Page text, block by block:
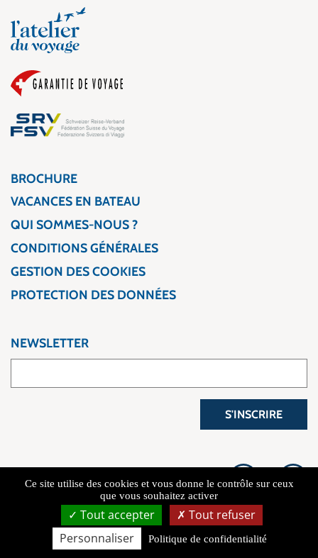
BROCHURE
VACANCES EN BATEAU
QUI SOMMES-NOUS ?
CONDITIONS GÉNÉRALES
GESTION DES COOKIES
PROTECTION DES DONNÉES
NEWSLETTER
S'INSCRIRE
Copyright 2026 L'Atelier du Voyage
Connexion
Ce site utilise des cookies et vous donne le contrôle sur ceux
que vous souhaitez activer
Tout accepter
Tout refuser
Personnaliser
Politique de confidentialité